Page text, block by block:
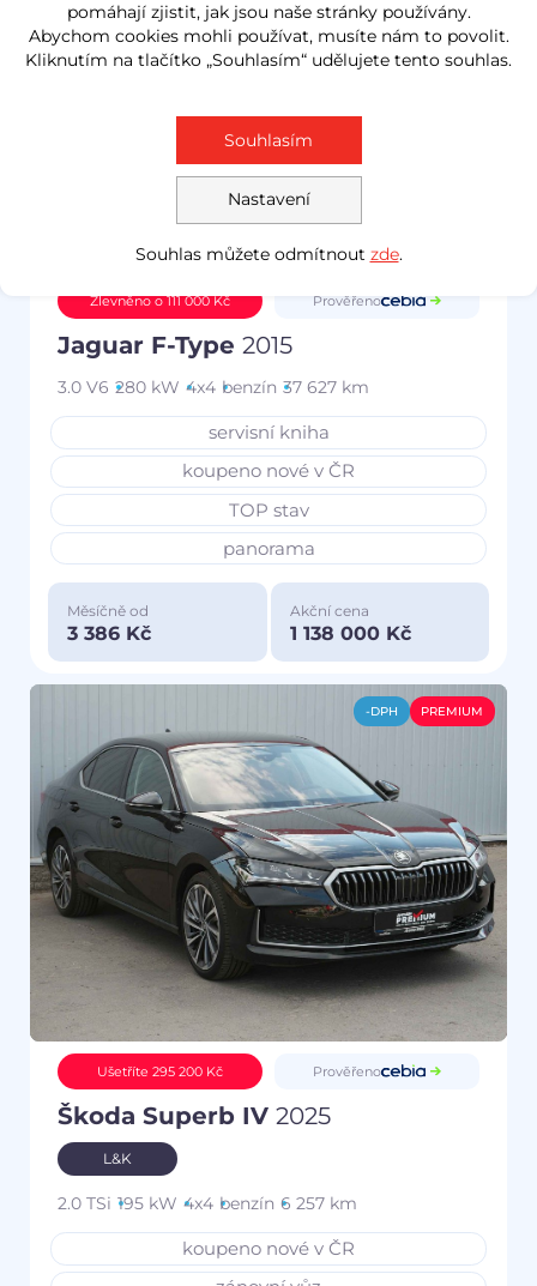
Zlevněno o 111 000 Kč Prověřeno
Jaguar F-Type 2015
3.0 V6 280 kW 4x4 benzín 37 627 km
servisní kniha
koupeno nové v ČR
TOP stav
panorama
Měsíčně od
3 386 Kč
Akční cena
1 138 000 Kč
-DPH PREMIUM
Ušetříte 295 200 Kč Prověřeno
Škoda Superb IV 2025
L&K
2.0 TSi 195 kW 4x4 benzín 6 257 km
koupeno nové v ČR
pomáhají zjistit, jak jsou naše stránky používány.
Abychom cookies mohli používat, musíte nám to povolit.
Kliknutím na tlačítko „Souhlasím“ udělujete tento souhlas.
Nastavení
Souhlasím
Souhlas můžete odmítnout zde.